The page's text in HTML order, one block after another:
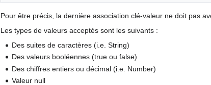
Pour être précis, la dernière association clé-valeur ne doit pas
Les types de valeurs acceptés sont les suivants :
Des suites de caractères (i.e. String)
Des valeurs booléennes (true ou false)
Des chiffres entiers ou décimal (i.e. Number)
Valeur null